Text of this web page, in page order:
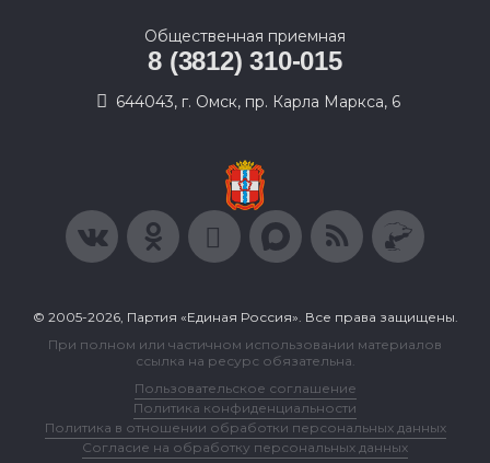
Общественная приемная
8 (3812) 310-015
644043, г. Омск, пр. Карла Маркса, 6
© 2005-2026, Партия «Единая Россия». Все права защищены.
При полном или частичном использовании материалов
ссылка на ресурс обязательна.
Пользовательское соглашение
Политика конфиденциальности
Политика в отношении обработки персональных данных
Согласие на обработку персональных данных